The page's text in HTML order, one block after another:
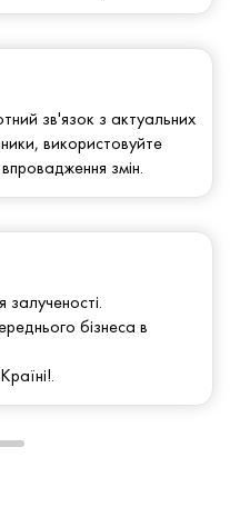
бізнеса в
зв'язок з актуальних
використовуйте
змін.